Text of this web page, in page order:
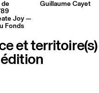
de
Joy —
Fonds
Guillaume Cayet
et